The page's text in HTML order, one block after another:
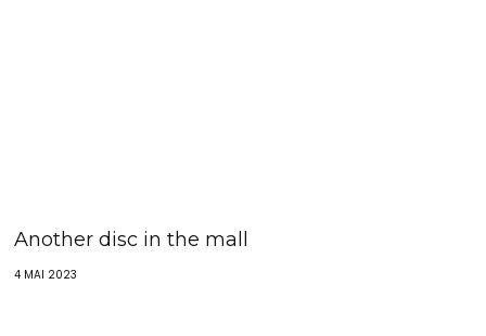
Another disc in the mall
4 MAI 2023